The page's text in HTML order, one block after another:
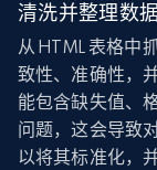
清洗并整理数
从 HTML 表格中
致性、准确性，
能包含缺失值、
问题，这会导致
以将其标准化，